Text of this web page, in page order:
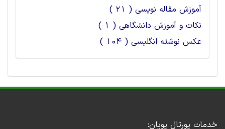
آموزش مقاله نویسی ( 21 )
نکات و آموزش دانشگاهی ( 1 )
عکس نوشته انگلیسی ( 104 )
خدمات پورتال پویان: